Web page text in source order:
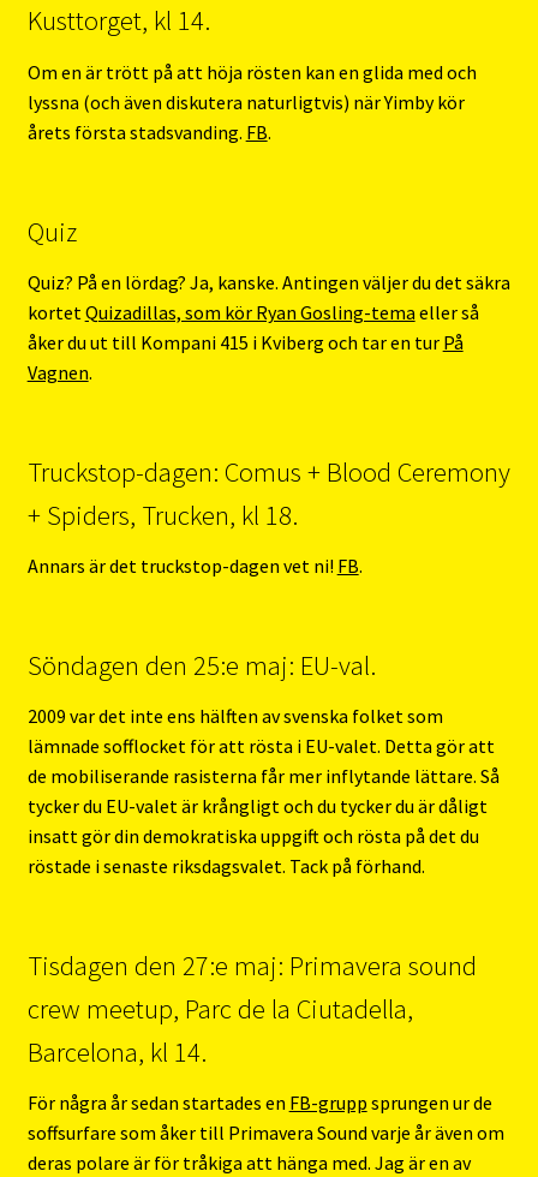
Kusttorget, kl 14.
Om en är trött på att höja rösten kan en glida med och
lyssna (och även diskutera naturligtvis) när Yimby kör
årets första stadsvanding. FB.
Quiz
Quiz? På en lördag? Ja, kanske. Antingen väljer du det säkra
kortet Quizadillas, som kör Ryan Gosling-tema eller så
åker du ut till Kompani 415 i Kviberg och tar en tur På
Vagnen.
Truckstop-dagen: Comus + Blood Ceremony
+ Spiders, Trucken, kl 18.
Annars är det truckstop-dagen vet ni! FB.
Söndagen den 25:e maj: EU-val.
2009 var det inte ens hälften av svenska folket som
lämnade sofflocket för att rösta i EU-valet. Detta gör att
de mobiliserande rasisterna får mer inflytande lättare. Så
tycker du EU-valet är krångligt och du tycker du är dåligt
insatt gör din demokratiska uppgift och rösta på det du
röstade i senaste riksdagsvalet. Tack på förhand.
Tisdagen den 27:e maj: Primavera sound
crew meetup, Parc de la Ciutadella,
Barcelona, kl 14.
För några år sedan startades en FB-grupp sprungen ur de
soffsurfare som åker till Primavera Sound varje år även om
deras polare är för tråkiga att hänga med. Jag är en av